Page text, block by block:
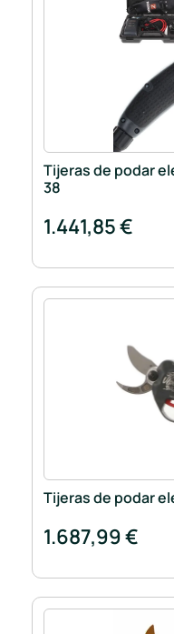
Tijeras de podar
38
1.441,85 €
Tijeras de podar
1.687,99 €